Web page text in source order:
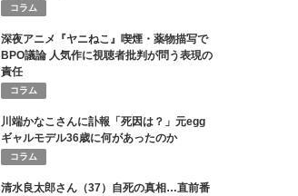
コラム
深夜アニメ『ヤニねこ』喫煙・薬物描写で
BPO議論 人気作に視聴者批判が問う表現の
責任
コラム
川端かなこさんに訃報「死因は？」元egg
ギャルモデル36歳に何があったのか
コラム
清水良太郎さん（37）自死の真相…直前番